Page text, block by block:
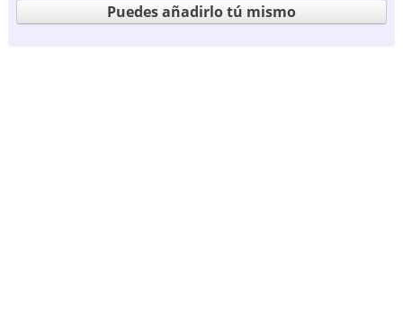
Puedes añadirlo tú mismo